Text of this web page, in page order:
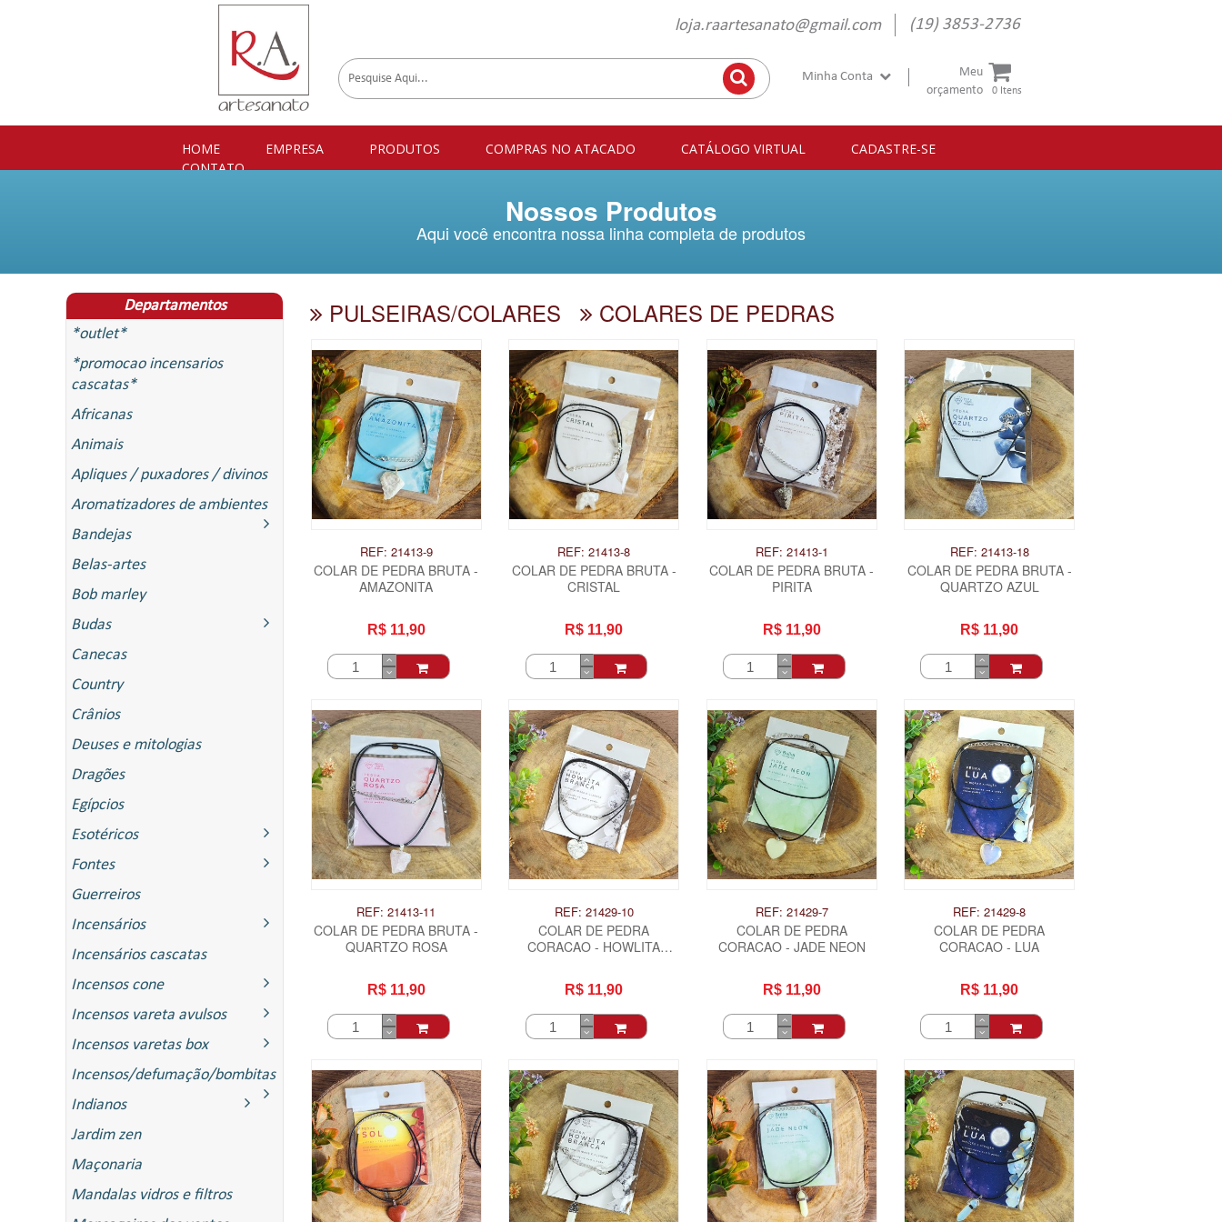
loja.raartesanato@gmail.com (19) 3853-2736
Meu
orçamento
0 Itens
Minha Conta
HOME EMPRESA PRODUTOS COMPRAS NO ATACADO CATÁLOGO VIRTUAL
CADASTRE-SE
CONTATO
Nossos Produtos
Aqui você encontra nossa linha completa de produtos
Departamentos
*outlet*
*promocao incensarios
cascatas*
Africanas
Animais
Apliques / puxadores / divinos
Aromatizadores de ambientes
Bandejas
Belas-artes
Bob marley
Budas
Canecas
Country
Crânios
Deuses e mitologias
Dragões
Egípcios
Esotéricos
Fontes
Guerreiros
Incensários
Incensários cascatas
Incensos cone
Incensos vareta avulsos
Incensos varetas box
Incensos/defumação/bombitas
Indianos
Jardim zen
Maçonaria
Mandalas vidros e filtros
PULSEIRAS/COLARES COLARES DE PEDRAS
REF: 21413-9
COLAR DE PEDRA BRUTA -
AMAZONITA
R$ 11,90
REF: 21413-8
COLAR DE PEDRA BRUTA -
CRISTAL
R$ 11,90
REF: 21413-1
COLAR DE PEDRA BRUTA -
PIRITA
R$ 11,90
REF: 21413-18
COLAR DE PEDRA BRUTA -
QUARTZO AZUL
R$ 11,90
REF: 21413-11
COLAR DE PEDRA BRUTA -
QUARTZO ROSA
R$ 11,90
REF: 21429-10
COLAR DE PEDRA
CORACAO - HOWLITA
R$ 11,90
REF: 21429-7
COLAR DE PEDRA
CORACAO - JADE NEON
R$ 11,90
REF: 21429-8
COLAR DE PEDRA
CORACAO - LUA
R$ 11,90